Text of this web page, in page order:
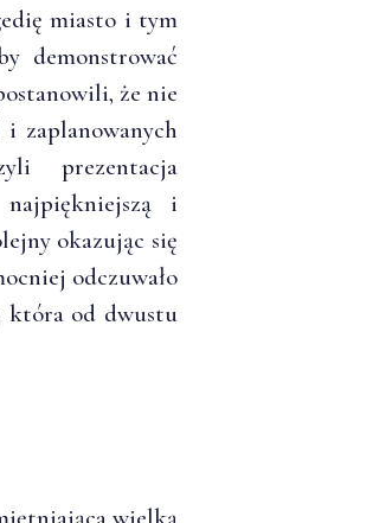
miasto i tym
demonstrować
że nie
i zaplanowanych
prezentacja
i
okazując się
odczuwało
która od dwustu